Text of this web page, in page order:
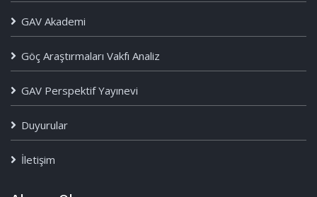
GAV Akademi
Göç Araştırmaları Vakfı Analiz
GAV Perspektif Yayınevi
Duyurular
İletişim